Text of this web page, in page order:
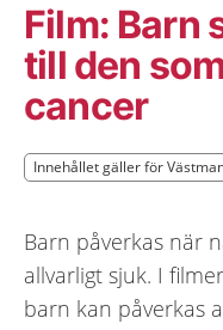
Film: Barn
till den
cancer
Innehållet gäller för
Innehållet gäller för
Barn påverkas när
allvarligt sjuk. I
barn kan påverkas